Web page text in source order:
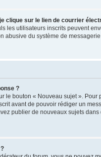
clique sur le lien de courrier
les utilisateurs inscrits peuvent
abusive du système de
?
le bouton « Nouveau sujet ».
avant de pouvoir rédiger un
publier de nouveaux sujets